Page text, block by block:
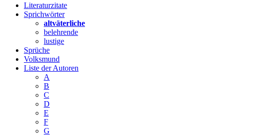
Literaturzitate
Sprichwörter
altväterliche
belehrende
lustige
Sprüche
Volksmund
Liste der Autoren
A
B
C
D
E
F
G